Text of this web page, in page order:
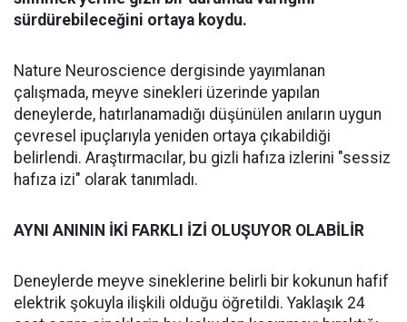
sürdürebileceğini ortaya koydu.
Nature Neuroscience dergisinde yayımlanan
çalışmada, meyve sinekleri üzerinde yapılan
deneylerde, hatırlanamadığı düşünülen anıların uygun
çevresel ipuçlarıyla yeniden ortaya çıkabildiği
belirlendi. Araştırmacılar, bu gizli hafıza izlerini "sessiz
hafıza izi" olarak tanımladı.
AYNI ANININ İKİ FARKLI İZİ OLUŞUYOR OLABİLİR
Deneylerde meyve sineklerine belirli bir kokunun hafif
elektrik şokuyla ilişkili olduğu öğretildi. Yaklaşık 24